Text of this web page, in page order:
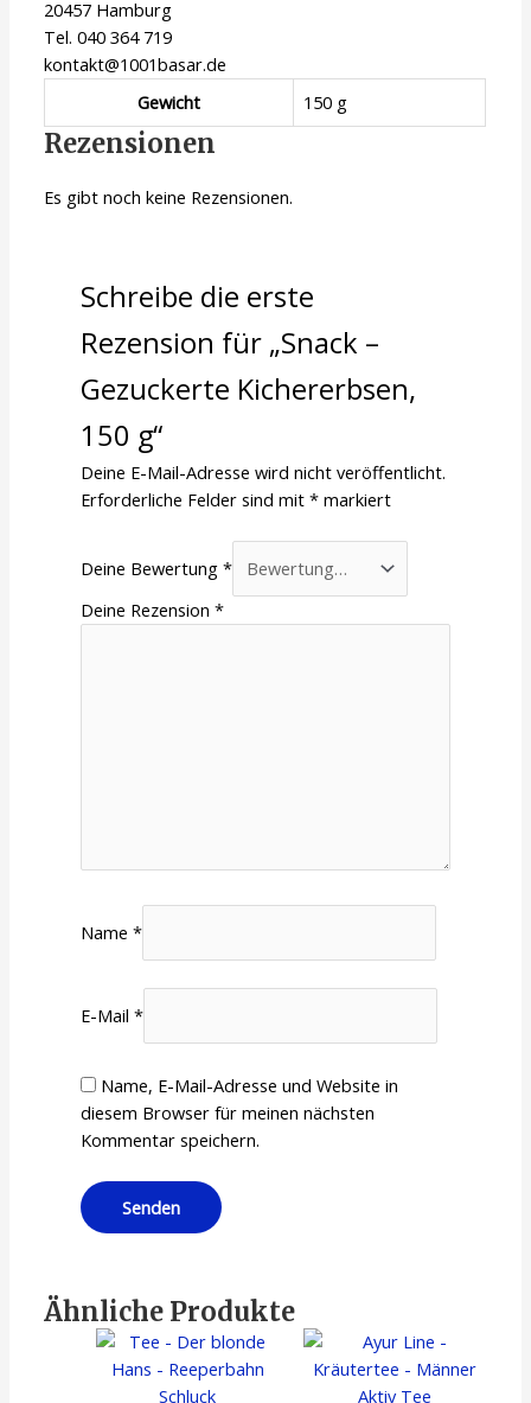
20457 Hamburg
Tel. 040 364 719
kontakt@1001basar.de
Gewicht
150 g
Rezensionen
Es gibt noch keine Rezensionen.
Schreibe die erste
Rezension für „Snack –
Gezuckerte Kichererbsen,
150 g“
Deine E-Mail-Adresse wird nicht veröffentlicht.
Erforderliche Felder sind mit* markiert
Deine Bewertung*
Deine Rezension*
Name*
E-Mail*
Name, E-Mail-Adresse und Website in
diesem Browser für meinen nächsten
Kommentar speichern.
Ähnliche Produkte